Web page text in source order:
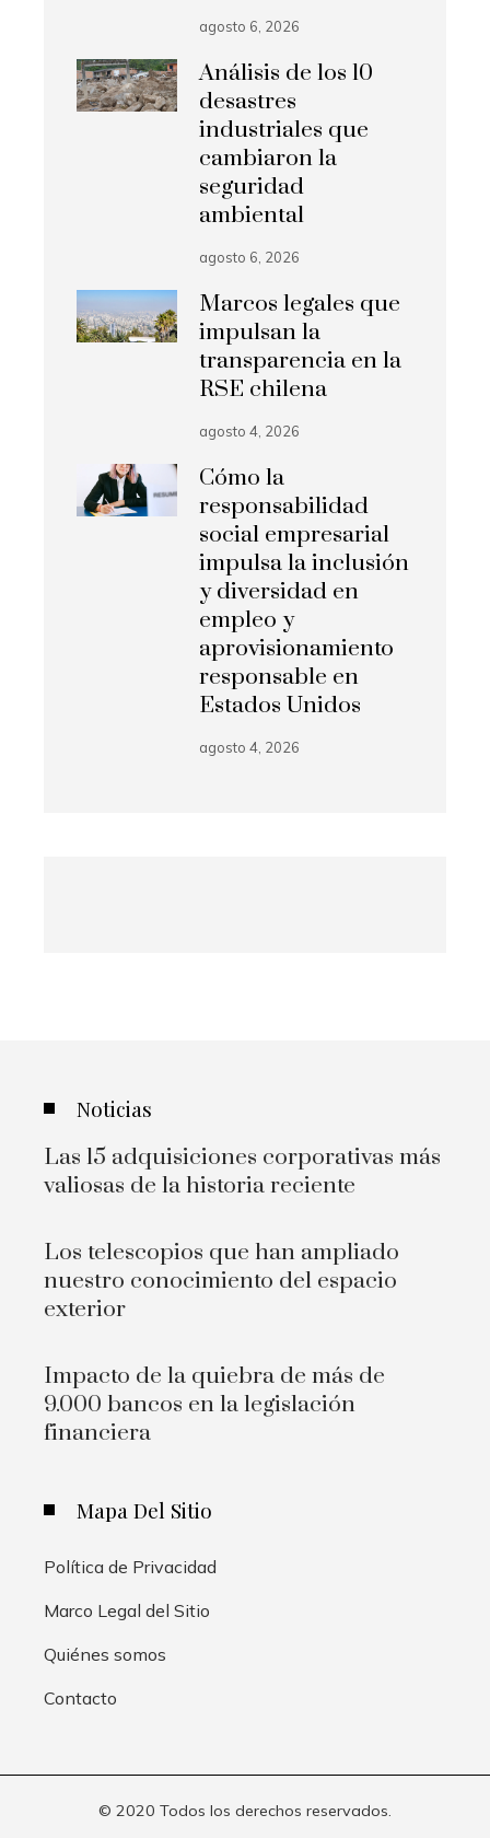
agosto 6, 2026
Análisis de los 10
desastres
industriales que
cambiaron la
seguridad
ambiental
agosto 6, 2026
Marcos legales que
impulsan la
transparencia en la
RSE chilena
agosto 4, 2026
Cómo la
responsabilidad
social empresarial
impulsa la inclusión
y diversidad en
empleo y
aprovisionamiento
responsable en
Estados Unidos
agosto 4, 2026
Noticias
Las 15 adquisiciones corporativas más
valiosas de la historia reciente
Los telescopios que han ampliado
nuestro conocimiento del espacio
exterior
Impacto de la quiebra de más de
9.000 bancos en la legislación
financiera
Mapa Del Sitio
Política de Privacidad
Marco Legal del Sitio
Quiénes somos
Contacto
© 2020 Todos los derechos reservados.